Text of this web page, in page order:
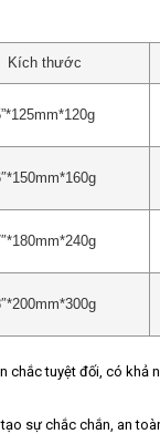
Kích thước
chắc tuyệt đối, có khả
sự chắc chắn, an